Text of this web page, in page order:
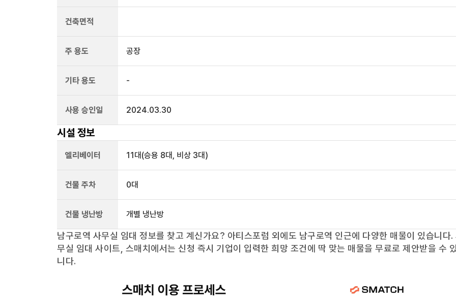
건축면적
주 용도 공장
기타 용도 -
사용 승인일 2024.03.30
시설 정보
엘리베이터 11대 (승용 8대, 비상 3대)
건물 주차 0대
건물 냉난방 개별 냉난방
남구로역 사무실 임대 정보를 찾고 계신가요? 아티스포럼 외에도 남구로역 인근에 다양한 매물이 있습니다.
무실 임대 사이트, 스매치에서는 신청 즉시 기업이 입력한 희망 조건에 딱 맞는 매물을 무료로 제안받을 수
니다.